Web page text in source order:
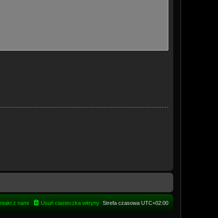
Strefa czasowa UTC+02:00
Usuń ciasteczka witryny
z nami